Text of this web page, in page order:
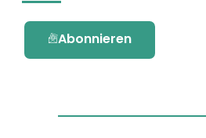
Abonnieren